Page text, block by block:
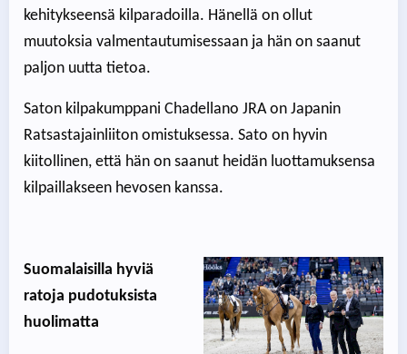
kehitykseensä kilparadoilla. Hänellä on ollut
muutoksia valmentautumisessaan ja hän on saanut
paljon uutta tietoa.
Saton kilpakumppani Chadellano JRA on Japanin
Ratsastajainliiton omistuksessa. Sato on hyvin
kiitollinen, että hän on saanut heidän luottamuksensa
kilpaillakseen hevosen kanssa.
Suomalaisilla hyviä
ratoja pudotuksista
huolimatta